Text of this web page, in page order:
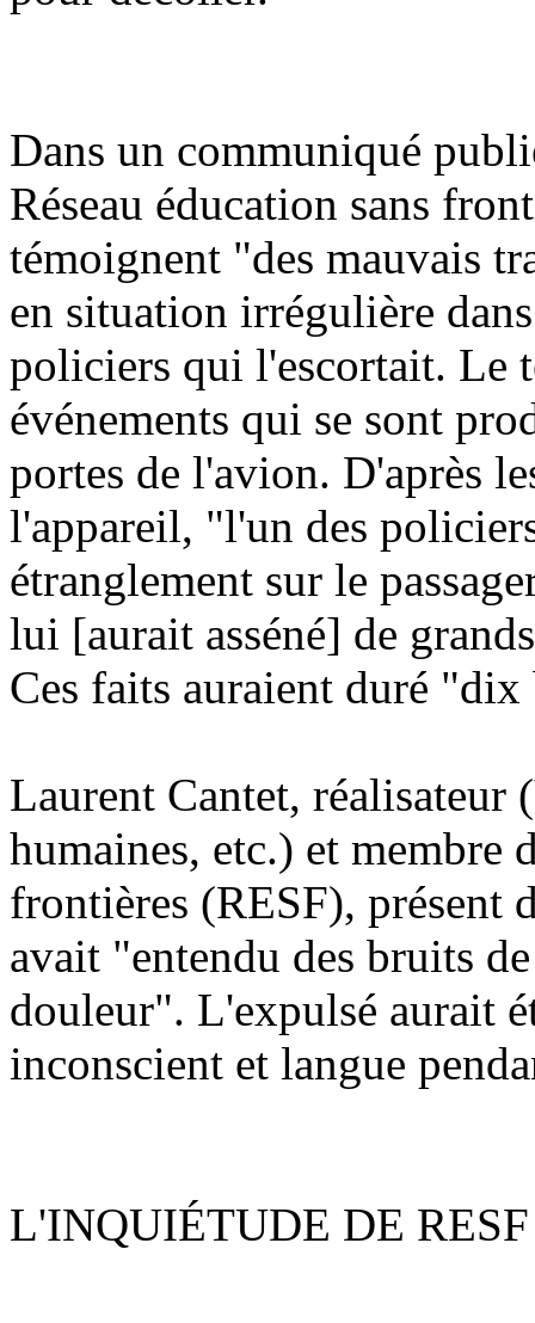
Dans un communiqué
Réseau éducation sans
témoignent "des mauvais
en situation irrégulière
policiers qui l'escortait. Le
événements qui se sont
portes de l'avion. D'après
l'appareil, "l'un des
étranglement sur le
lui [aurait asséné] de
Ces faits auraient duré
Laurent Cantet, réalisateur
humaines, etc.) et membre
frontières (RESF), présent
avait "entendu des bruits
douleur". L'expulsé aurait
inconscient et langue
L'INQUIÉTUDE DE RESF